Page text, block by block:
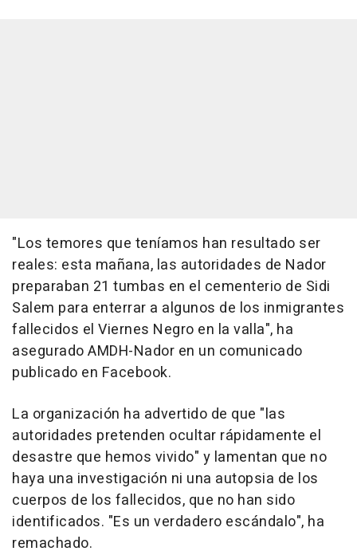
"Los temores que teníamos han resultado ser
reales: esta mañana, las autoridades de Nador
preparaban 21 tumbas en el cementerio de Sidi
Salem para enterrar a algunos de los inmigrantes
fallecidos el Viernes Negro en la valla", ha
asegurado AMDH-Nador en un comunicado
publicado en Facebook.
La organización ha advertido de que "las
autoridades pretenden ocultar rápidamente el
desastre que hemos vivido" y lamentan que no
haya una investigación ni una autopsia de los
cuerpos de los fallecidos, que no han sido
identificados. "Es un verdadero escándalo", ha
remachado.